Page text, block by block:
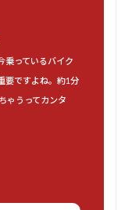
乗っているバイク
要ですよね。約1分
ゃうってカンタ